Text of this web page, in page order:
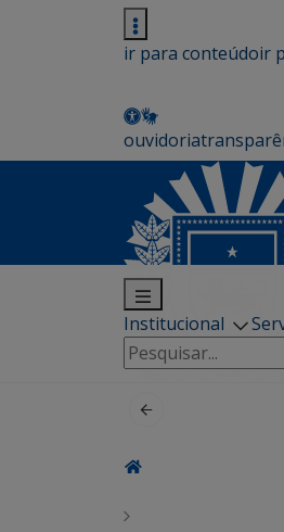
ir para conteúdoir
ouvidoria
Institucional
Pesquisar
por: